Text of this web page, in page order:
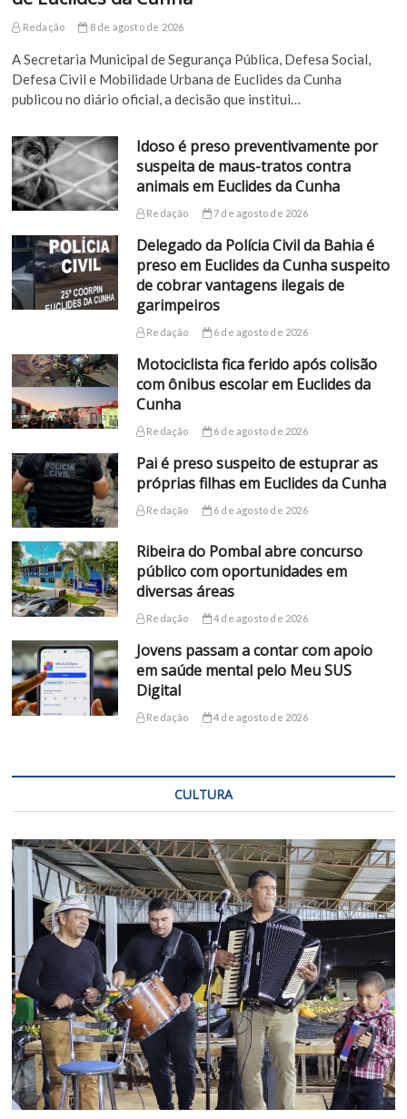
Redação 8 de agosto de 2026
A Secretaria Municipal de Segurança Pública, Defesa Social,
Defesa Civil e Mobilidade Urbana de Euclides da Cunha
publicou no diário oficial, a decisão que institui…
Idoso é preso preventivamente por
suspeita de maus-tratos contra
animais em Euclides da Cunha
Redação 7 de agosto de 2026
Delegado da Polícia Civil da Bahia é
preso em Euclides da Cunha suspeito
de cobrar vantagens ilegais de
garimpeiros
Redação 6 de agosto de 2026
Motociclista fica ferido após colisão
com ônibus escolar em Euclides da
Cunha
Redação 6 de agosto de 2026
Pai é preso suspeito de estuprar as
próprias filhas em Euclides da Cunha
Redação 6 de agosto de 2026
Ribeira do Pombal abre concurso
público com oportunidades em
diversas áreas
Redação 4 de agosto de 2026
Jovens passam a contar com apoio
em saúde mental pelo Meu SUS
Digital
Redação 4 de agosto de 2026
CULTURA